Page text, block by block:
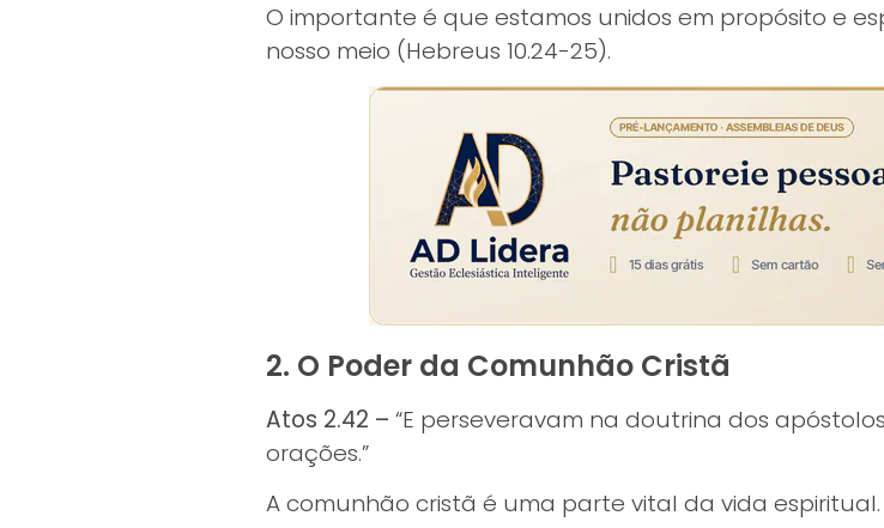
O importante é que estamos unidos em propósito e
nosso meio (Hebreus 10.24-25).
2. O Poder da Comunhão Cristã
Atos 2.42 – “E perseveravam na doutrina dos
orações.”
A comunhão cristã é uma parte vital da vida